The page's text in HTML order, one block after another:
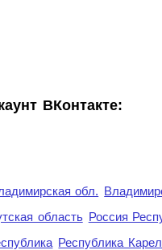
ВКонтакте:
обл.
область Россия
Республика